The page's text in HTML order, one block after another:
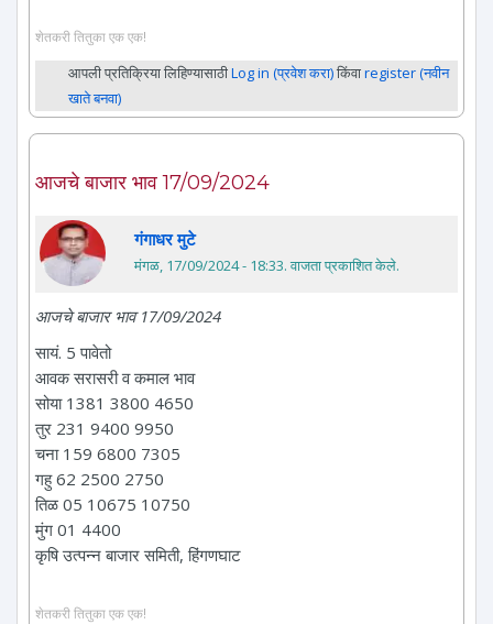
शेतकरी तितुका एक एक!
आपली प्रतिक्रिया लिहिण्यासाठीLog in (प्रवेश करा)किंवाregister (नवीन
खाते बनवा)
आजचे बाजार भाव 17/09/2024
गंगाधर मुटे
मंगळ, 17/09/2024 - 18:33. वाजता प्रकाशित केले.
आजचे बाजार भाव 17/09/2024
सायं. 5 पावेतो
आवक सरासरी व कमाल भाव
सोया 1381 3800 4650
तुर 231 9400 9950
चना 159 6800 7305
गहु 62 2500 2750
तिळ 05 10675 10750
मुंग 01 4400
कृषि उत्पन्न बाजार समिती, हिंगणघाट
शेतकरी तितुका एक एक!